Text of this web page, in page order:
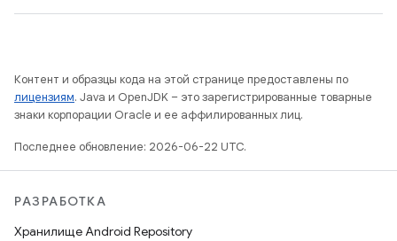
Контент и образцы кода на этой странице предоставлены по
лицензиям. Java и OpenJDK – это зарегистрированные товарные
знаки корпорации Oracle и ее аффилированных лиц.
Последнее обновление: 2026-06-22 UTC.
РАЗРАБОТКА
Хранилище Android Repository